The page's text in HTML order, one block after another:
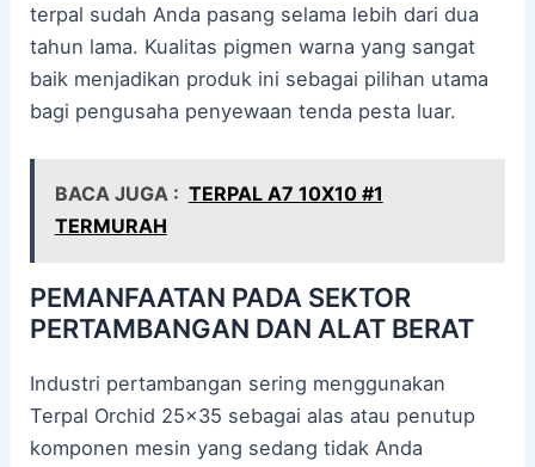
terpal sudah Anda pasang selama lebih dari dua
tahun lama. Kualitas pigmen warna yang sangat
baik menjadikan produk ini sebagai pilihan utama
bagi pengusaha penyewaan tenda pesta luar.
BACA JUGA : TERPAL A7 10X10 #1
TERMURAH
PEMANFAATAN PADA SEKTOR
PERTAMBANGAN DAN ALAT BERAT
Industri pertambangan sering menggunakan
Terpal Orchid 25×35 sebagai alas atau penutup
komponen mesin yang sedang tidak Anda